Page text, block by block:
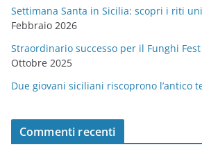
Settimana Santa in Sicilia: scopri i riti
Febbraio 2026
Straordinario successo per il Funghi
Ottobre 2025
Due giovani siciliani riscoprono l’antico
Commenti recenti